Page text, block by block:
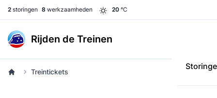
2 storingen 8 werkzaamheden 20 °C
Rijden de Treinen
Treintickets